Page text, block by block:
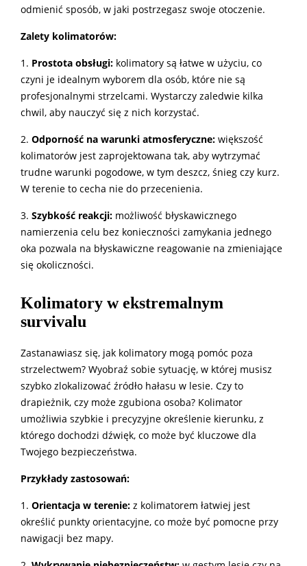
odmienić sposób, w jaki postrzegasz swoje otoczenie.
Zalety kolimatorów:
1. Prostota obsługi: kolimatory są łatwe w użyciu, co
czyni je idealnym wyborem dla osób, które nie są
profesjonalnymi strzelcami. Wystarczy zaledwie kilka
chwil, aby nauczyć się z nich korzystać.
2. Odporność na warunki atmosferyczne: większość
kolimatorów jest zaprojektowana tak, aby wytrzymać
trudne warunki pogodowe, w tym deszcz, śnieg czy kurz.
W terenie to cecha nie do przecenienia.
3. Szybkość reakcji: możliwość błyskawicznego
namierzenia celu bez konieczności zamykania jednego
oka pozwala na błyskawiczne reagowanie na zmieniające
się okoliczności.
Kolimatory w ekstremalnym
survivalu
Zastanawiasz się, jak kolimatory mogą pomóc poza
strzelectwem? Wyobraź sobie sytuację, w której musisz
szybko zlokalizować źródło hałasu w lesie. Czy to
drapieżnik, czy może zgubiona osoba? Kolimator
umożliwia szybkie i precyzyjne określenie kierunku, z
którego dochodzi dźwięk, co może być kluczowe dla
Twojego bezpieczeństwa.
Przykłady zastosowań:
1. Orientacja w terenie: z kolimatorem łatwiej jest
określić punkty orientacyjne, co może być pomocne przy
nawigacji bez mapy.